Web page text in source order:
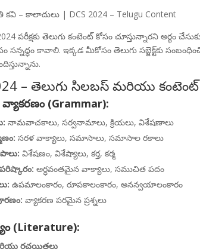
– కాలాదులు | DCS 2024 – Telugu Content
పరీక్షకు తెలుగు కంటెంట్ కోసం చూస్తున్నారని అర్థం
సన్నద్ధం కావాలి. ఇక్కడ మీకోసం తెలుగు సబ్జెక్ట్‌కు
– తెలుగు సిలబస్ మరియు కంటెంట్
వ్యాకరణం (Grammar):
నామవాచకాలు, సర్వనామాలు, క్రియలు, విశేషణాలు
సరళ వాక్యాలు, సమాసాలు, సమాసాల రకాలు
విశేషణం, విశేష్యాలు, కర్త, కర్మ
అర్ధవంతమైన వాక్యాలు, సముచిత పదం
ఉపమాలంకారం, రూపకాలంకారం, అనన్వయాలంకారం
వ్యాకరణ పరమైన ప్రశ్నలు
(Literature):
రచయితలు